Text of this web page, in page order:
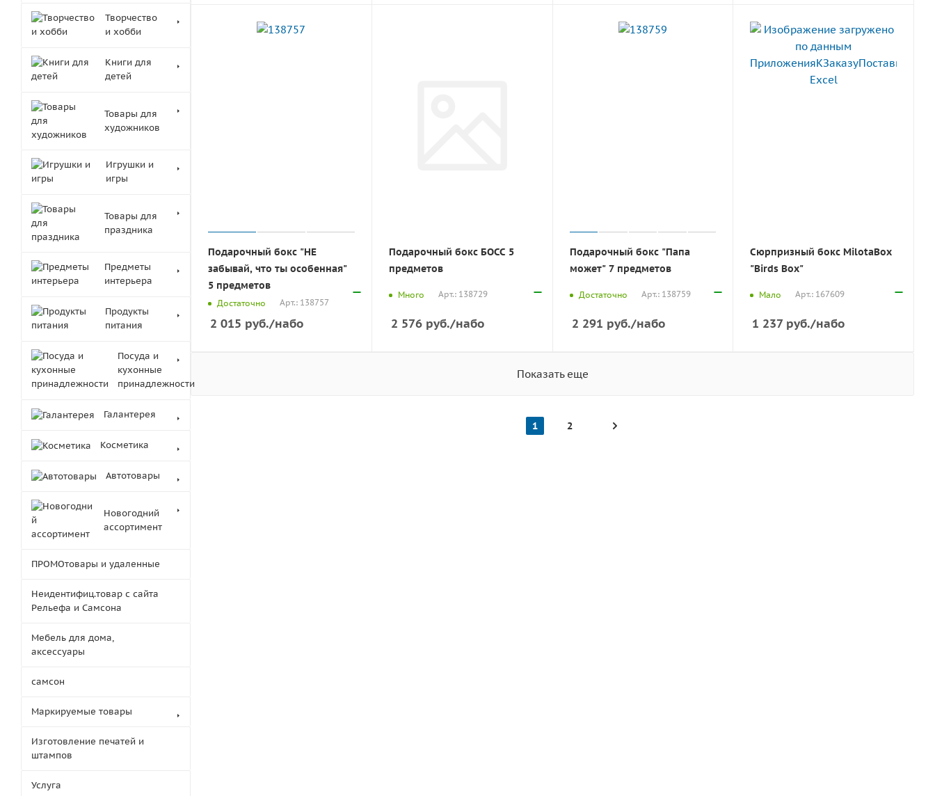
Подарочный бокс "НЕ
забывай, что ты особенная"
5 предметов
Достаточно Арт.: 138757
2 015 руб./набо
Подарочный бокс БОСС 5
предметов
Много Арт.: 138729
2 576руб./набо
Подарочный бокс "Папа
может" 7 предметов
Достаточно Арт.: 138759
2 291 руб./набо
Сюрпризный бокс MilotaBox
"Birds Box"
Мало Арт.: 167609
1 237руб./набо
Показать еще
1 2
Творчество
и хобби
Книги для
детей
Товары для
художников
Игрушки и
игры
Товары для
праздника
Предметы
интерьера
Продукты
питания
Посуда и
кухонные
принадлежности
Галантерея
Косметика
Автотовары
Новогодний
ассортимент
ПРОМОтовары и удаленные
Неидентифиц.товар с сайта
Рельефа и Самсона
Мебель для дома,
аксессуары
самсон
Маркируемые товары
Изготовление печатей и
штампов
Услуга